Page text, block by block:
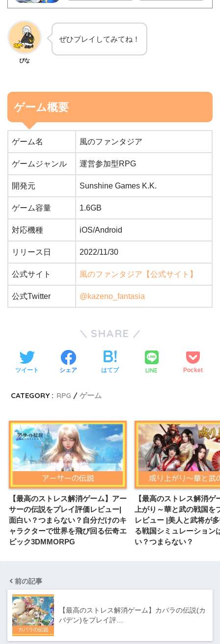
ぴな
ぜひプレイしてみてね！
ゲーム概要
ゲーム名 風のファンタジア
ゲームジャンル 運営参加型RPG
開発元 Sunshine Games K.K.
ゲーム容量 1.6GB
対応機種 iOS/Android
リリース日 2022/11/30
公式サイト 風のファンタジア【公式サイト】
公式Twitter @kazeno_fantasia
SHARE
ツイート シェア はてブ LINE Pocket
CATEGORY : RPG ゲーム
【最高のストレス解消ゲーム】アー
サーの伝説をプレイ評価レビュー|
面白い？つまらない？自分だけのキ
ャラクターで世界を飛び回る伝奇エ
ピック3DMMORPG
【最高のストレス解消ゲ
上がり～華と武の戦国を
レビュー |美人と武将が
る戦国シミュレーション
い？つまらない？
前の記事
【最高のストレス解消ゲーム】カバラの伝説(カ
バデン)をプレイ評…